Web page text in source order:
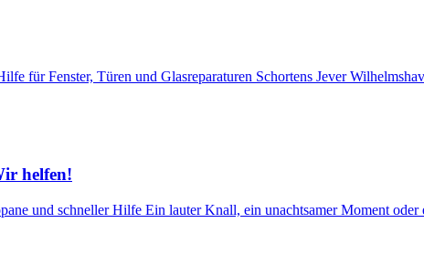
für Fenster, Türen und Glasreparaturen Schortens Jever
helfen!
und schneller Hilfe Ein lauter Knall, ein unachtsamer Moment